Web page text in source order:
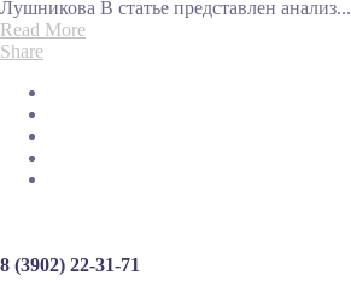
Лушникова В статье представлен анализ...
Read More
Share
8 (3902) 22-31-71